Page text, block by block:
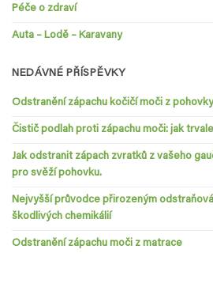
Péče o zdraví
Auta – Lodě – Karavany
NEDÁVNÉ PŘÍSPĚVKY
Odstranění zápachu kočičí moči z pohovky
Čistič podlah proti zápachu moči: jak
Jak odstranit zápach zvratků z vašeho
pro svěží pohovku.
Nejvyšší průvodce přirozeným
škodlivých chemikálií
Odstranění zápachu moči z matrace